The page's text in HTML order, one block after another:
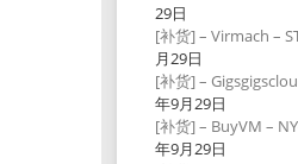
29日
[补货] – Virmach –
月29日
[补货] –
年9月29日
[补货] – BuyVM –
年9月29日